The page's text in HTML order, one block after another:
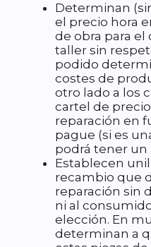
Determinan
el precio hora
de obra para el
taller sin
podido
costes de
otro lado a los
cartel de
reparación en
pague (si es
podrá tener un
Establecen
recambio que
reparación sin
ni al
elección. En
determinan a